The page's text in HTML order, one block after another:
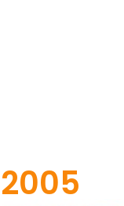
2005